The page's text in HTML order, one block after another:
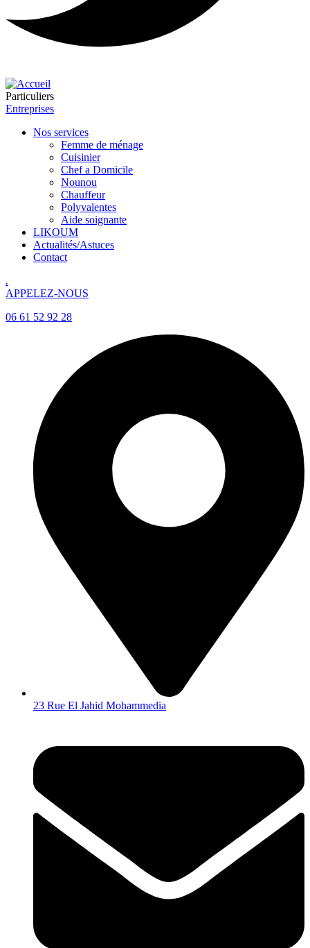
Particuliers
Entreprises
Nos services
Femme de ménage
Cuisinier
Chef a Domicile
Nounou
Chauffeur
Polyvalentes
Aide soignante
LIKOUM
Actualités/Astuces
Contact
.
APPELEZ-NOUS
06 61 52 92 28
23 Rue El Jahid Mohammedia